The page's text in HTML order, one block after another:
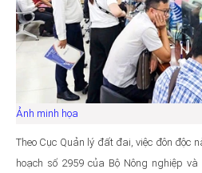
Ảnh minh họa
Theo Cục Quản lý đất đai, việc đôn độc
hoạch số 2959 của Bộ Nông nghiệp